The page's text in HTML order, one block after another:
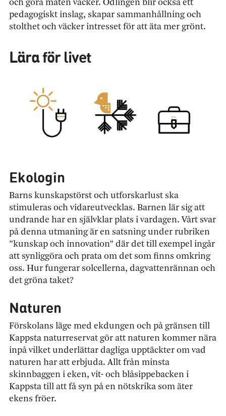
och göra maten vacker. Odlingen blir också ett
pedagogiskt inslag, skapar sammanhållning och
stolthet och väcker intresset för att äta mer grönt.
Lära för livet
Ekologin
Barns kunskapstörst och utforskarlust ska
stimuleras och vidareutvecklas. Barnen lär sig att
undrande har en självklar plats i vardagen. Vårt svar
på denna utmaning är en satsning under rubriken
”kunskap och innovation” där det till exempel ingår
att synliggöra och prata om det som finns omkring
oss. Hur fungerar solcellerna, dagvattenrännan och
det gröna taket?
Naturen
Förskolans läge med ekdungen och på gränsen till
Kappsta naturreservat gör att naturen kommer nära
inpå vilket underlättar dagliga upptäckter om vad
naturen har att erbjuda. Allt från minsta
skinnbaggen i eken, vit- och blåsippebacken i
Kappsta till att få syn på en nötskrika som äter
ekens fröer.